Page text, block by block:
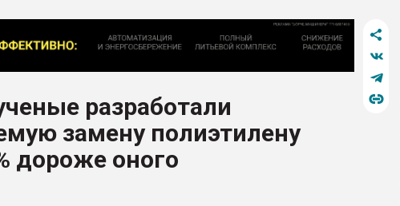
разработали
замену полиэтилену
дороже оного